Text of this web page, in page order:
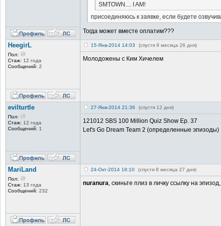
SMTOWN.... I AM!
присоединяюсь к заявке, если будете
Тогда может вместе оплатим???
HeegirL
Пол:
Стаж: 12 года
Сообщений: 2
15-Янв-2014 14:03 (спустя 9 месяца 26 дня)
Молодожены с Ким Хичелем
evilturtle
Пол:
Стаж: 12 года
Сообщений: 1
27-Янв-2014 21:36 (спустя 12 дня)
121012 SBS 100 Million Quiz Show Ep. 37
Let's Go Dream Team 2 (определенные эпизоды)
MariLand
Пол:
Стаж: 13 года
Сообщений: 232
24-Окт-2014 18:10 (спустя 8 месяца 27 дня)
nuranura , скиньте плиз в личку ссылку на